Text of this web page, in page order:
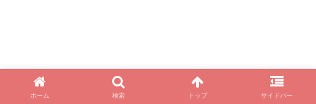
ホーム 検索 トップ サイドバー